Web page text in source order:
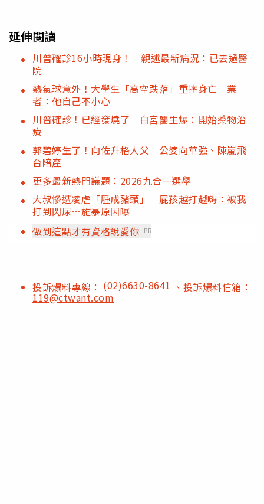
延伸閱讀
川普確診16小時現身！ 親述最新病況：已去過醫
院
熱氣球意外！大學生「高空跌落」重摔身亡 業
者：他自己不小心
川普確診！已經發燒了 白宮醫生爆：開始藥物治
療
郭碧婷生了！向佐升格人父 公婆向華強、陳嵐飛
台陪產
更多最新熱門議題：2026九合一選舉
大叔慘遭凌虐「腫成豬頭」 屁孩越打越嗨：被我
打到閃尿…施暴原因曝
做到這點才有資格說愛你 PR
投訴爆料專線： (02)6630-8641 、投訴爆料信箱：
119@ctwant.com